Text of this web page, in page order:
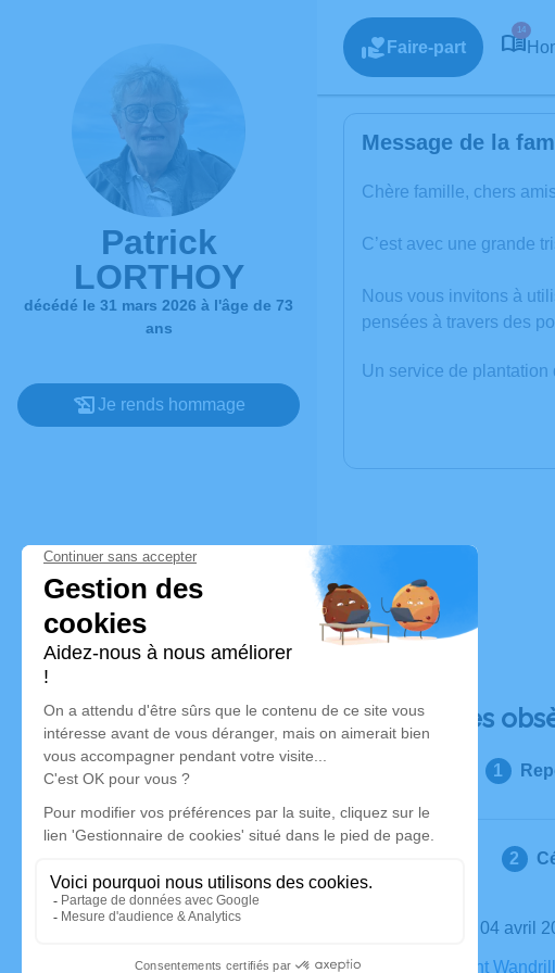
Patrick
LORTHOY
décédé le 31 mars 2026 à l'âge de 73
ans
Je rends hommage
Faire-part
14
Message de la
Chère famille, chers
C’est avec une grande
Nous vous invitons à
pensées à travers des
Un service de plantation
Déroulé des
Le samedi 04 avril
Église Saint